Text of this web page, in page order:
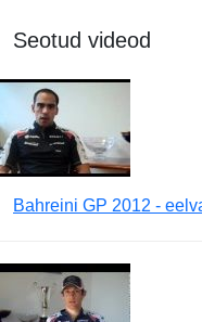
Seotud videod
Bahreini GP 2012 -